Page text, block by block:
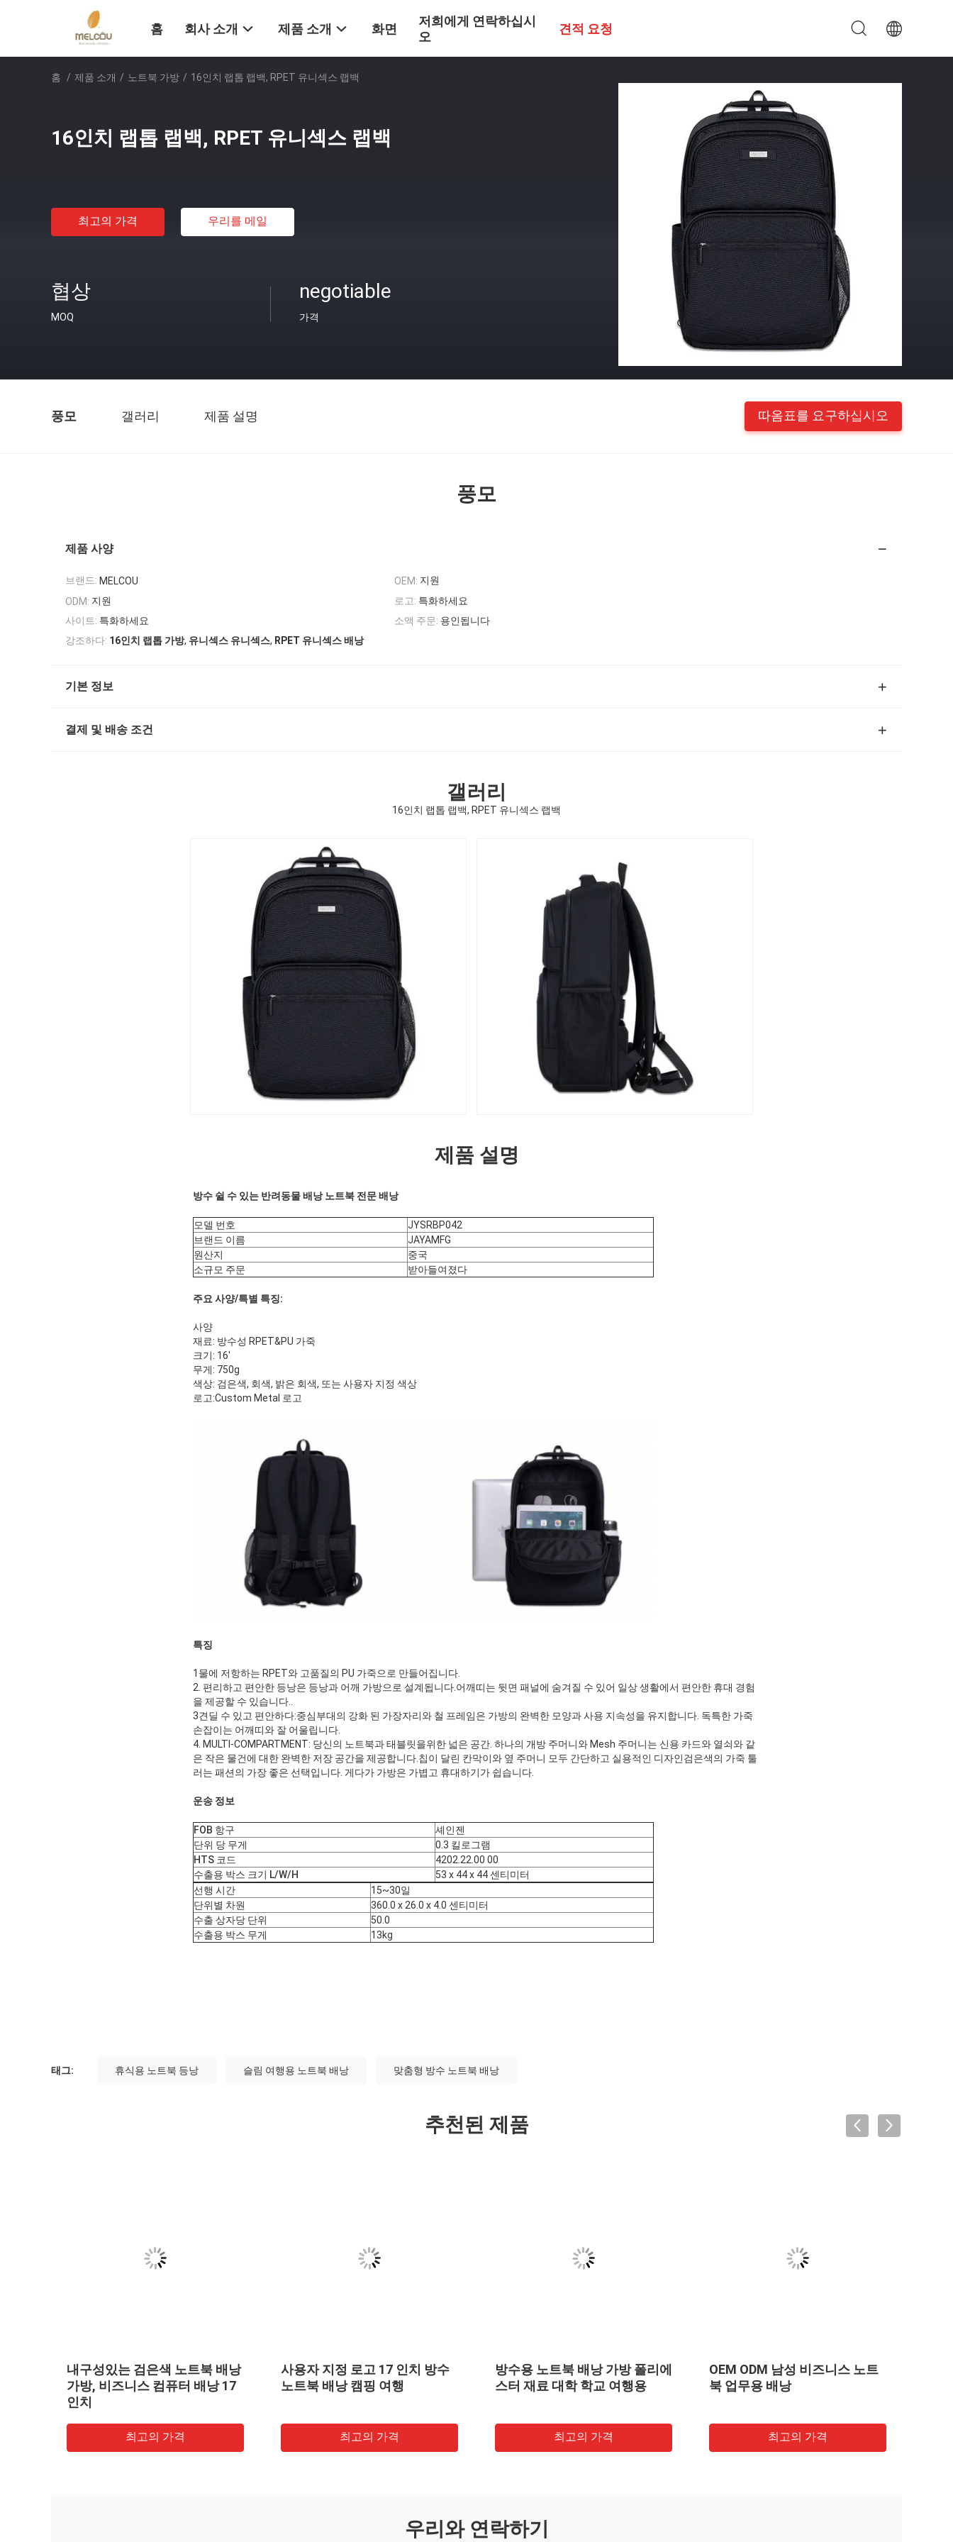
홈 회사 소개 제품 소개 화면
저희에게 연락하십시
오
견적 요청
홈 / 제품 소개 / 노트북 가방 / 16인치 랩톱 랩백, RPET 유니섹스 랩백
16인치 랩톱 랩백, RPET 유니섹스 랩백
최고의 가격 우리를 메일
협상
MOQ
negotiable
가격
풍모 갤러리 제품 설명 따옴표를 요구하십시오
풍모
제품 사양
브랜드: MELCOU OEM: 지원
ODM: 지원 로고: 특화하세요
사이트: 특화하세요 소액 주문: 용인됩니다
강조하다: 16인치 랩톱 가방, 유니섹스 유니섹스, RPET 유니섹스 배낭
기본 정보
결제 및 배송 조건
갤러리
16인치 랩톱 랩백, RPET 유니섹스 랩백
제품 설명
방수 쉴 수 있는 반려동물 배낭 노트북 전문 배낭
모델 번호
JYSRBP042
브랜드 이름
JAYAMFG
원산지
중국
소규모 주문
받아들여졌다
주요 사양/특별 특징:
사양
재료: 방수성 RPET&PU 가죽
크기: 16'
무게: 750g
색상: 검은색, 회색, 밝은 회색, 또는 사용자 지정 색상
로고:Custom Metal 로고
특징
1물에 저항하는 RPET와 고품질의 PU 가죽으로 만들어집니다.
2. 편리하고 편안한 등낭은 등낭과 어깨 가방으로 설계됩니다.어깨띠는 뒷면 패널에 숨겨질 수 있어 일상 생활에서 편안한 휴대 경험
을 제공할 수 있습니다..
3견딜 수 있고 편안하다:중심부대의 강화 된 가장자리와 철 프레임은 가방의 완벽한 모양과 사용 지속성을 유지합니다. 독특한 가죽
손잡이는 어깨띠와 잘 어울립니다.
4. MULTI-COMPARTMENT: 당신의 노트북과 태블릿을위한 넓은 공간. 하나의 개방 주머니와 Mesh 주머니는 신용 카드와 열쇠와 같
은 작은 물건에 대한 완벽한 저장 공간을 제공합니다.칩이 달린 칸막이와 옆 주머니 모두 간단하고 실용적인 디자인검은색의 가죽 툴
러는 패션의 가장 좋은 선택입니다. 게다가 가방은 가볍고 휴대하기가 쉽습니다.
운송 정보
FOB 항구
셰인젠
단위 당 무게
0.3 킬로그램
HTS 코드
4202.22.00 00
수출용 박스 크기 L/W/H
53 x 44 x 44 센티미터
선행 시간
15~30일
단위별 차원
360.0 x 26.0 x 4.0 센티미터
수출 상자당 단위
50.0
수출용 박스 무게
13kg
태그: 휴식용 노트북 등낭 슬림 여행용 노트북 배낭 맞춤형 방수 노트북 배낭
추천된 제품
내구성있는 검은색 노트북 배낭
가방, 비즈니스 컴퓨터 배낭 17
인치
최고의 가격
사용자 지정 로고 17 인치 방수
노트북 배낭 캠핑 여행
최고의 가격
방수용 노트북 배낭 가방 폴리에
스터 재료 대학 학교 여행용
최고의 가격
OEM ODM 남성 비즈니스 노트
북 업무용 배낭
최고의 가격
우리와 연락하기